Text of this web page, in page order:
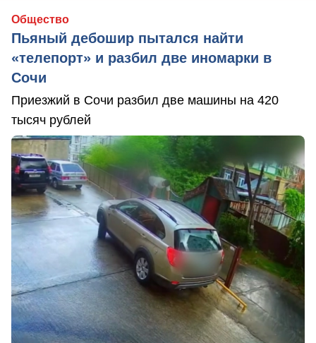
Общество
Пьяный дебошир пытался найти
«телепорт» и разбил две иномарки в
Сочи
Приезжий в Сочи разбил две машины на 420
тысяч рублей